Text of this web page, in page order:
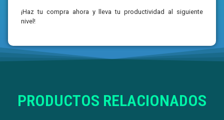
¡Haz tu compra ahora y lleva tu productividad al siguiente
nivel!
PRODUCTOS RELACIONADOS